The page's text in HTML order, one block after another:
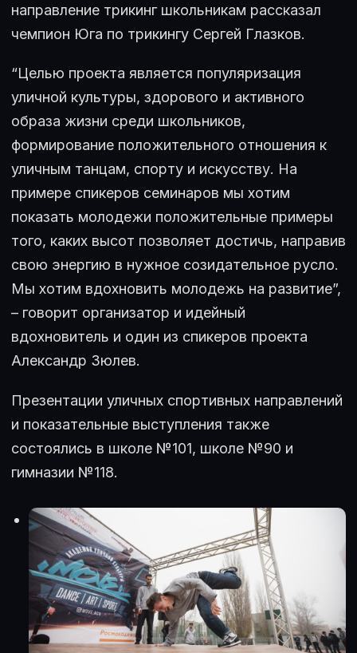
направление трикинг школьникам рассказал
чемпион Юга по трикингу Сергей Глазков.
“Целью проекта является популяризация
уличной культуры, здорового и активного
образа жизни среди школьников,
формирование положительного отношения к
уличным танцам, спорту и искусству. На
примере спикеров семинаров мы хотим
показать молодежи положительные примеры
того, каких высот позволяет достичь, направив
свою энергию в нужное созидательное русло.
Мы хотим вдохновить молодежь на развитие”,
– говорит организатор и идейный
вдохновитель и один из спикеров проекта
Александр Зюлев.
Презентации уличных спортивных направлений
и показательные выступления также
состоялись в школе №101, школе №90 и
гимназии №118.